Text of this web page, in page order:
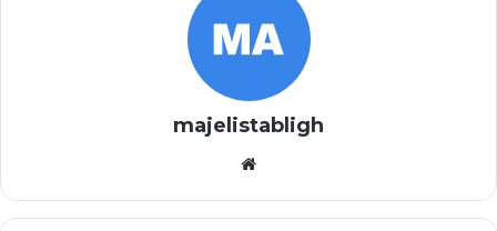
majelistabligh